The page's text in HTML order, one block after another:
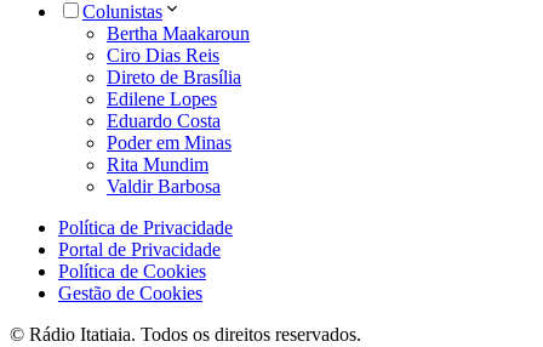
Colunistas
Bertha Maakaroun
Ciro Dias Reis
Direto de Brasília
Edilene Lopes
Eduardo Costa
Poder em Minas
Rita Mundim
Valdir Barbosa
Política de Privacidade
Portal de Privacidade
Política de Cookies
Gestão de Cookies
© Rádio Itatiaia. Todos os direitos reservados.